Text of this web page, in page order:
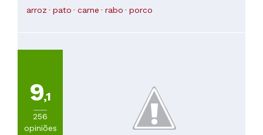
arroz pato carne rabo porco
9,1
256
opiniões